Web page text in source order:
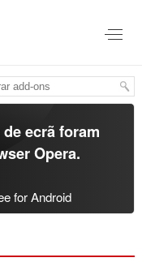
ecrã foram
Opera.
for Android